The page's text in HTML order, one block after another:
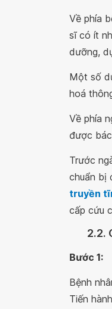
Về phía
sĩ có ít
dưỡng,
Một số
hoá
Về phía
được
Trước
chuẩn bị
truyền
cấp cứu
2.2.
Bước 1:
Bệnh
Tiến